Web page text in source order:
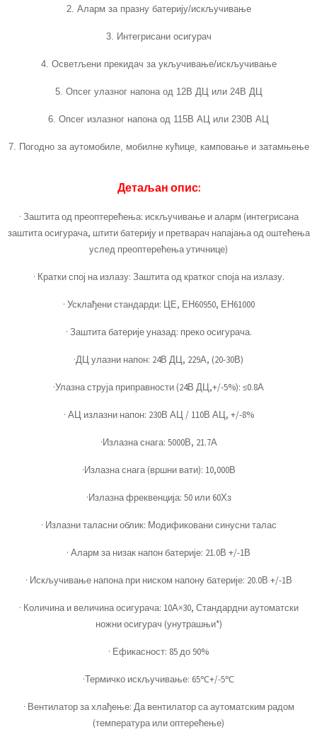
2. Аларм за празну батерију/искључивање
3. Интегрисани осигурач
4. Осветљени прекидач за укључивање/искључивање
5. Опсег улазног напона од 12В ДЦ или 24В ДЦ
6. Опсег излазног напона од 115В АЦ или 230В АЦ
7. Погодно за аутомобиле, мобилне кућице, камповање и затамњење
Детаљан опис:
· Заштита од преоптерећења: искључивање и аларм (интегрисана
заштита осигурача, штити батерију и претварач напајања од оштећења
услед преоптерећења утичнице)
· Кратки спој на излазу: Заштита од кратког споја на излазу.
· Усклађени стандарди: ЦЕ, ЕН60950, ЕН61000
· Заштита батерије уназад: преко осигурача.
·ДЦ улазни напон: 24В ДЦ, 229А, (20-30В)
·Улазна струја приправности (24В ДЦ,+/-5%): ≤0.8А
· АЦ излазни напон: 230В АЦ / 110В АЦ, +/-8%
·Излазна снага: 5000В, 21.7А
·Излазна снага (вршни вати): 10,000В
·Излазна фреквенција: 50 или 60Хз
· Излазни таласни облик: Модификовани синусни талас
· Аларм за низак напон батерије: 21.0В +/-1В
· Искључивање напона при ниском напону батерије: 20.0В +/-1В
· Количина и величина осигурача: 10А×30, Стандардни аутоматски
ножни осигурач (унутрашњи*)
· Ефикасност: 85 до 90%
·Термичко искључивање: 65℃+/-5℃
· Вентилатор за хлађење: Да вентилатор са аутоматским радом
(температура или оптерећење)